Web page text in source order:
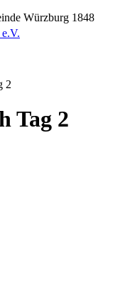
2
Tag 2